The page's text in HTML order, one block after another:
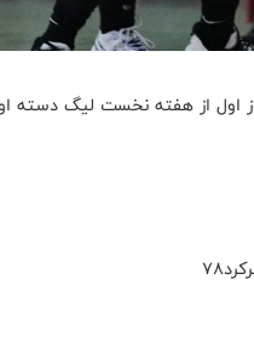
اول از هفته نخست لیگ دسته